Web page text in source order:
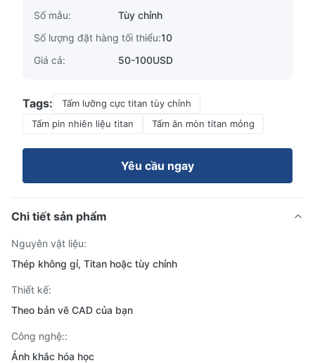
Số mẫu:
Tùy chỉnh
Số lượng đặt hàng tối thiểu:10
Giá cả:
50-100USD
Tags:
Tấm lưỡng cực titan tùy chỉnh
Tấm pin nhiên liệu titan
Tấm ăn mòn titan mỏng
Yêu cầu ngay
Chi tiết sản phẩm
Nguyên vật liệu:
Thép không gỉ, Titan hoặc tùy chỉnh
Thiết kế:
Theo bản vẽ CAD của bạn
Công nghệ::
Ảnh khắc hóa học